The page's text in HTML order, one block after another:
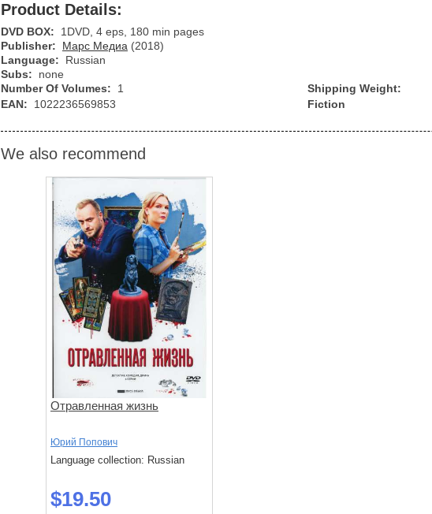
Product Details:
DVD BOX:
1DVD, 4 eps, 180 min pages
Publisher:
Марс Медиа (2018)
Language:
Russian
Subs:
none
Number Of Volumes:
1
Shipping Weight:
EAN: 1022236569853 Fiction
We also recommend
Отравленная жизнь
Юрий Попович
Language collection: Russian
$19.50